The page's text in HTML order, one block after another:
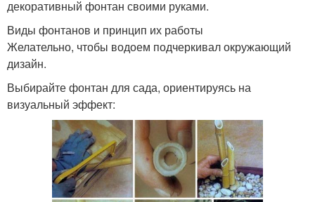
декоративный фонтан своими руками.
Виды фонтанов и принцип их работы
Желательно, чтобы водоем подчеркивал окружающий
дизайн.
Выбирайте фонтан для сада, ориентируясь на
визуальный эффект: